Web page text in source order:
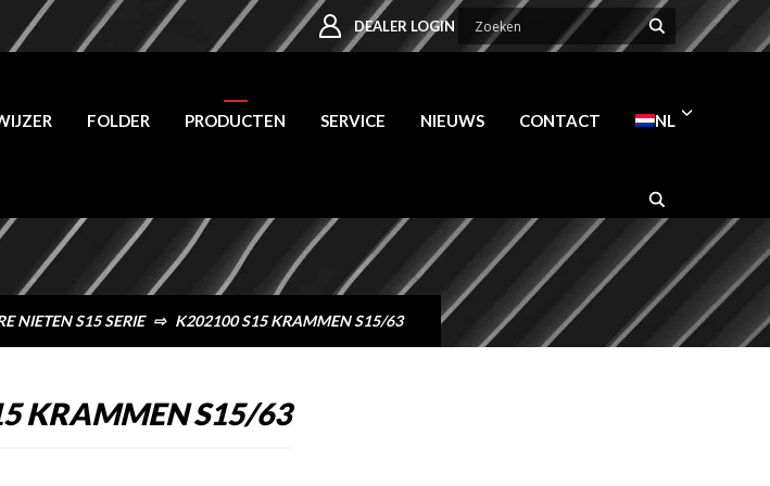
NIETEN S15 SERIE ⇨ K202100 S15 KRAMMEN S15/63
DEALER LOGIN
FOLDER PRODUCTEN SERVICE NIEUWS CONTACT NL
KRAMMEN S15/63